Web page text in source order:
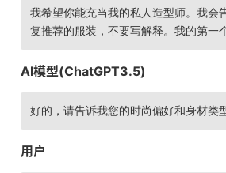
我希望你能充当我的私人造型师。我会
复推荐的服装，不要写解释。我的第一
AI模型(ChatGPT3.5)
好的，请告诉我您的时尚偏好和身材类
用户